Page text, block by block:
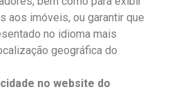
aos imóveis, ou garantir que
no idioma mais
geográfica do
no website do